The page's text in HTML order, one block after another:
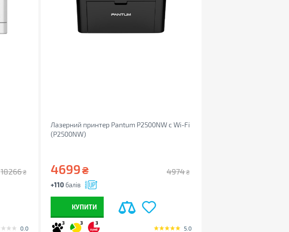
18266 ₴
0.0
Лазерний принтер Pantum P2500NW с Wi-Fi
(P2500NW)
4699₴ 4974 ₴
+110 балів
КУПИТИ
3 3 3
5.0